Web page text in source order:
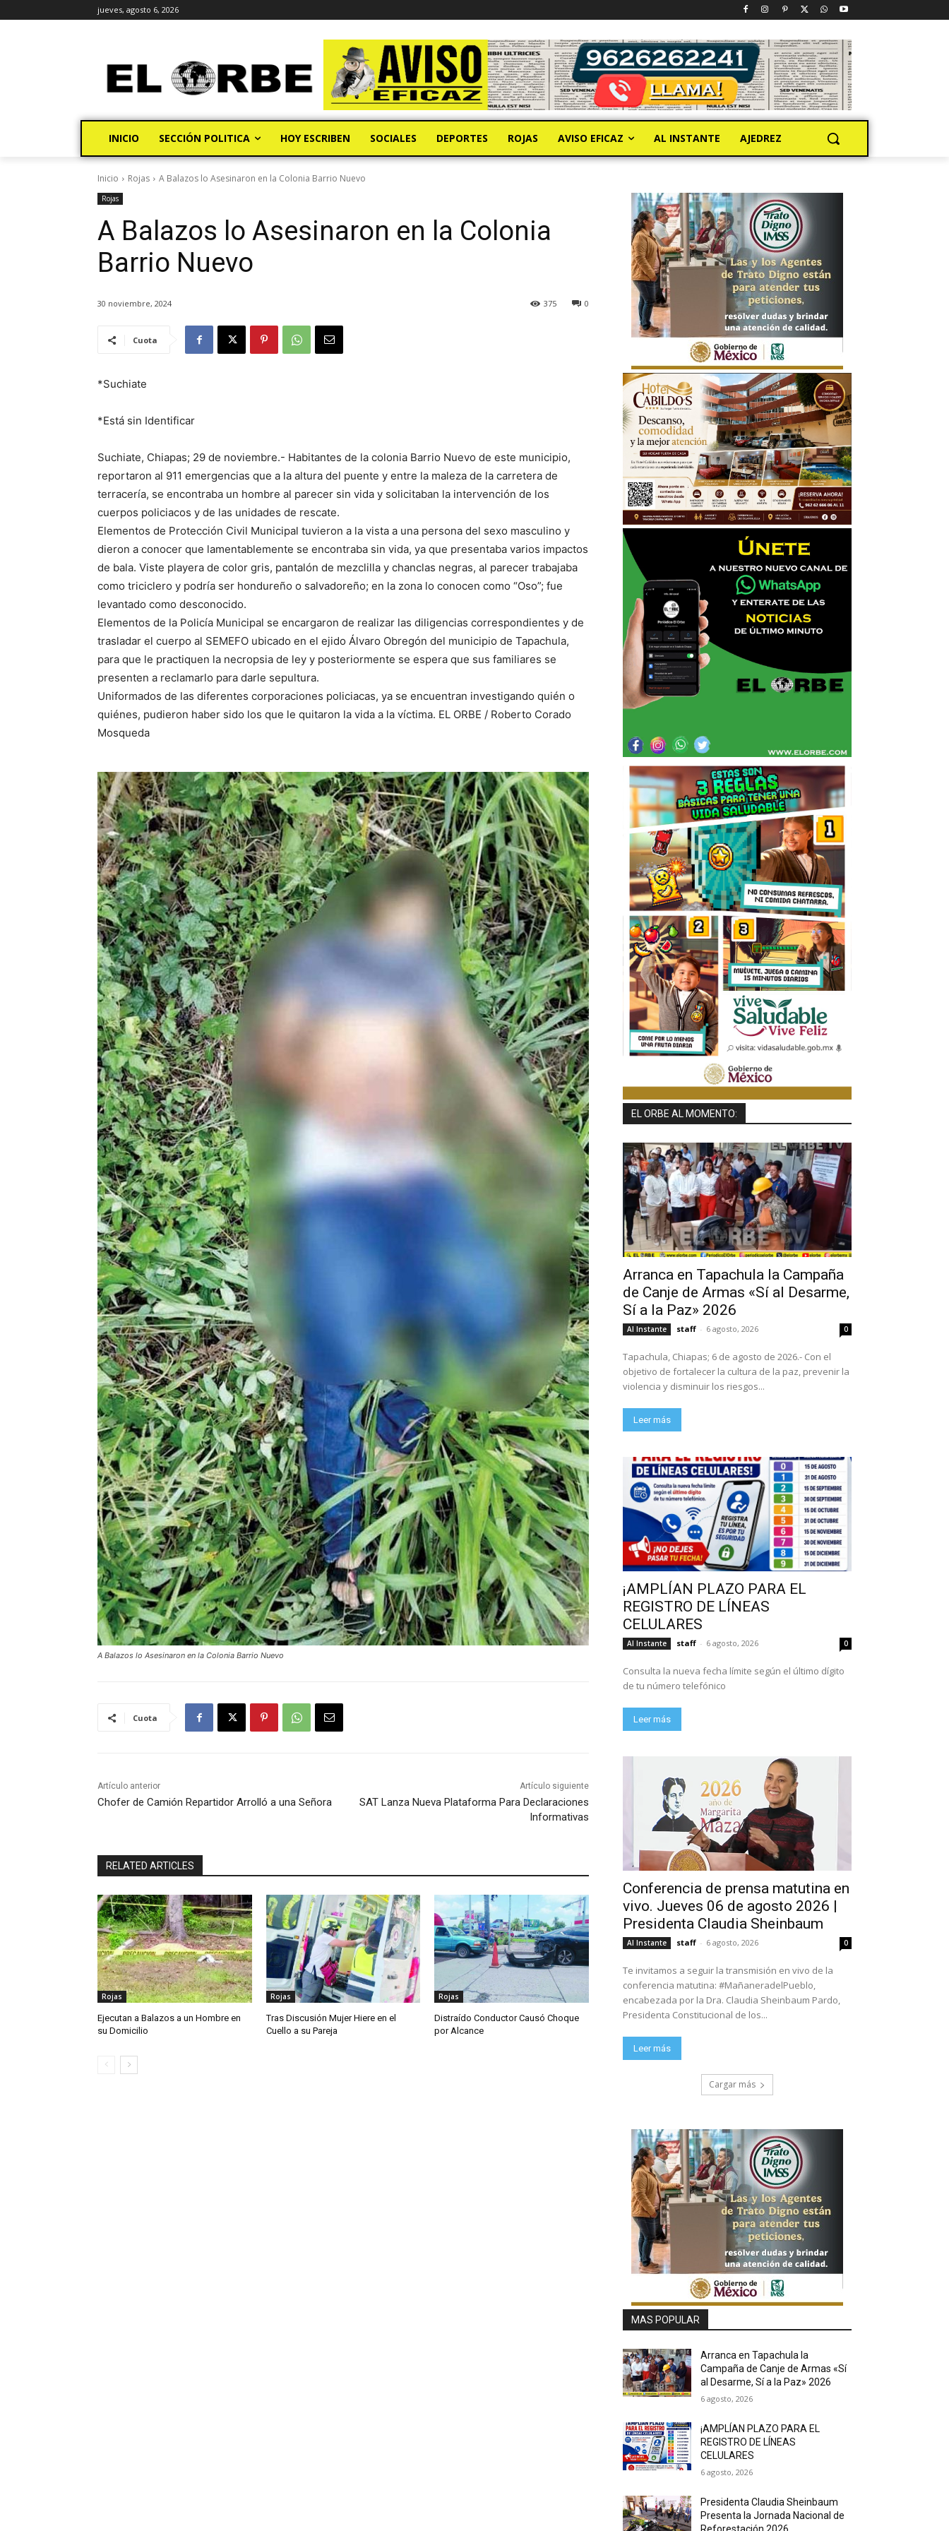
jueves, agosto 6, 2026
INICIO SECCIÓN POLITICA HOY ESCRIBEN SOCIALES DEPORTES ROJAS AVISO EFICAZ AL INSTANTE AJEDREZ
Inicio Rojas A Balazos lo Asesinaron en la Colonia Barrio Nuevo
Rojas
A Balazos lo Asesinaron en la Colonia
Barrio Nuevo
30 noviembre, 2024 0
375
Cuota
*Suchiate
*Está sin Identificar
Suchiate, Chiapas; 29 de noviembre.- Habitantes de la colonia Barrio Nuevo de este municipio,
reportaron al 911 emergencias que a la altura del puente y entre la maleza de la carretera de
terracería, se encontraba un hombre al parecer sin vida y solicitaban la intervención de los
cuerpos policiacos y de las unidades de rescate.
Elementos de Protección Civil Municipal tuvieron a la vista a una persona del sexo masculino y
dieron a conocer que lamentablemente se encontraba sin vida, ya que presentaba varios impactos
de bala. Viste playera de color gris, pantalón de mezclilla y chanclas negras, al parecer trabajaba
como triciclero y podría ser hondureño o salvadoreño; en la zona lo conocen como “Oso”; fue
levantado como desconocido.
Elementos de la Policía Municipal se encargaron de realizar las diligencias correspondientes y de
trasladar el cuerpo al SEMEFO ubicado en el ejido Álvaro Obregón del municipio de Tapachula,
para que le practiquen la necropsia de ley y posteriormente se espera que sus familiares se
presenten a reclamarlo para darle sepultura.
Uniformados de las diferentes corporaciones policiacas, ya se encuentran investigando quién o
quiénes, pudieron haber sido los que le quitaron la vida a la víctima. EL ORBE / Roberto Corado
Mosqueda
A Balazos lo Asesinaron en la Colonia Barrio Nuevo
Cuota
Artículo anterior
Chofer de Camión Repartidor Arrolló a una Señora
Artículo siguiente
SAT Lanza Nueva Plataforma Para Declaraciones
Informativas
RELATED ARTICLES
Rojas
Ejecutan a Balazos a un Hombre en
su Domicilio
Rojas
Tras Discusión Mujer Hiere en el
Cuello a su Pareja
Rojas
Distraído Conductor Causó Choque
por Alcance
EL ORBE AL MOMENTO:
Arranca en Tapachula la Campaña
de Canje de Armas «Sí al Desarme,
Sí a la Paz» 2026
Al Instante staff - 6 agosto, 2026 0
Tapachula, Chiapas; 6 de agosto de 2026.- Con el
objetivo de fortalecer la cultura de la paz, prevenir la
violencia y disminuir los riesgos...
Leer más
¡AMPLÍAN PLAZO PARA EL
REGISTRO DE LÍNEAS
CELULARES
Al Instante staff - 6 agosto, 2026 0
Consulta la nueva fecha límite según el último dígito
de tu número telefónico
Leer más
Conferencia de prensa matutina en
vivo. Jueves 06 de agosto 2026 |
Presidenta Claudia Sheinbaum
Al Instante staff - 6 agosto, 2026 0
Te invitamos a seguir la transmisión en vivo de la
conferencia matutina: #MañaneradelPueblo,
encabezada por la Dra. Claudia Sheinbaum Pardo,
Presidenta Constitucional de los...
Leer más
Cargar más
MAS POPULAR
Arranca en Tapachula la
Campaña de Canje de Armas «Sí
al Desarme, Sí a la Paz» 2026
6 agosto, 2026
¡AMPLÍAN PLAZO PARA EL
REGISTRO DE LÍNEAS
CELULARES
6 agosto, 2026
Presidenta Claudia Sheinbaum
Presenta la Jornada Nacional de